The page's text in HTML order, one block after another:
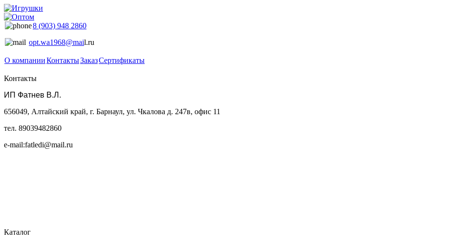
8 (903) 948 2860
opt.wa1968@mail.ru
О компанииКонтактыЗаказСертификаты
Контакты
ИП Фатнев В.Л.
656049, Алтайский край, г. Барнаул, ул. Чкалова д. 247в, офис 11
тел. 89039482860
e-mail:fatledi@mail.ru
Каталог